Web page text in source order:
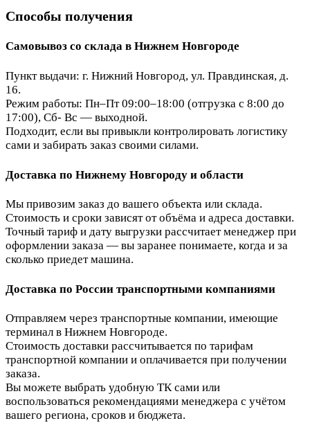
Способы получения
Самовывоз со склада в Нижнем Новгороде
Пункт выдачи: г. Нижний Новгород, ул. Правдинская, д.
16.
Режим работы: Пн–Пт 09:00–18:00 (отгрузка с 8:00 до
17:00), Сб- Вс — выходной.
Подходит, если вы привыкли контролировать логистику
сами и забирать заказ своими силами.
Доставка по Нижнему Новгороду и области
Мы привозим заказ до вашего объекта или склада.
Стоимость и сроки зависят от объёма и адреса доставки.
Точный тариф и дату выгрузки рассчитает менеджер при
оформлении заказа — вы заранее понимаете, когда и за
сколько приедет машина.
Доставка по России транспортными компаниями
Отправляем через транспортные компании, имеющие
терминал в Нижнем Новгороде.
Стоимость доставки рассчитывается по тарифам
транспортной компании и оплачивается при получении
заказа.
Вы можете выбрать удобную ТК сами или
воспользоваться рекомендациями менеджера с учётом
вашего региона, сроков и бюджета.